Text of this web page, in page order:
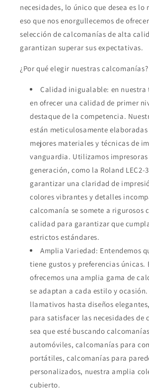
necesidades, lo único que desea es lo
eso que nos enorgullecemos de
selección de calcomanías de alta
garantizan superar sus expectativas.
¿Por qué elegir nuestras calcomanías?
Calidad inigualable: en nuestra
en ofrecer una calidad de primer
destaque de la competencia.
están meticulosamente
mejores materiales y técnicas de
vanguardia. Utilizamos
generación, como la Roland LEC2-
garantizar una claridad de
colores vibrantes y detalles
calcomanía se somete a rigurosos
calidad para garantizar que
estrictos estándares.
Amplia Variedad: Entendemos
tiene gustos y preferencias únicas.
ofrecemos una amplia gama de
se adaptan a cada estilo y
llamativos hasta diseños
para satisfacer las necesidades de
sea que esté buscando
automóviles, calcomanías para
portátiles, calcomanías para
personalizados, nuestra amplia
cubierto.